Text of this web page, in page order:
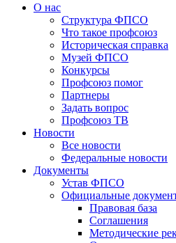
О нас
Структура ФПСО
Что такое профсоюз
Историческая справка
Музей ФПСО
Конкурсы
Профсоюз помог
Партнеры
Задать вопрос
Профсоюз ТВ
Новости
Все новости
Федеральные новости
Документы
Устав ФПСО
Официальные
Правовая база
Соглашения
Методические